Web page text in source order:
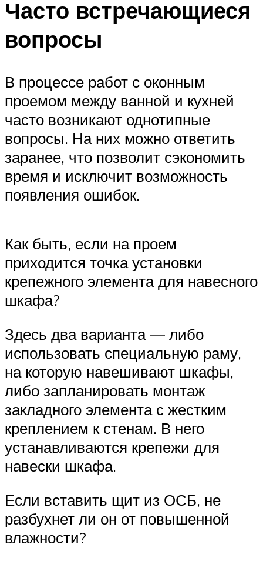
Часто встречающиеся
вопросы
В процессе работ с оконным
проемом между ванной и кухней
часто возникают однотипные
вопросы. На них можно ответить
заранее, что позволит сэкономить
время и исключит возможность
появления ошибок.
Как быть, если на проем
приходится точка установки
крепежного элемента для навесного
шкафа?
Здесь два варианта — либо
использовать специальную раму,
на которую навешивают шкафы,
либо запланировать монтаж
закладного элемента с жестким
креплением к стенам. В него
устанавливаются крепежи для
навески шкафа.
Если вставить щит из ОСБ, не
разбухнет ли он от повышенной
влажности?